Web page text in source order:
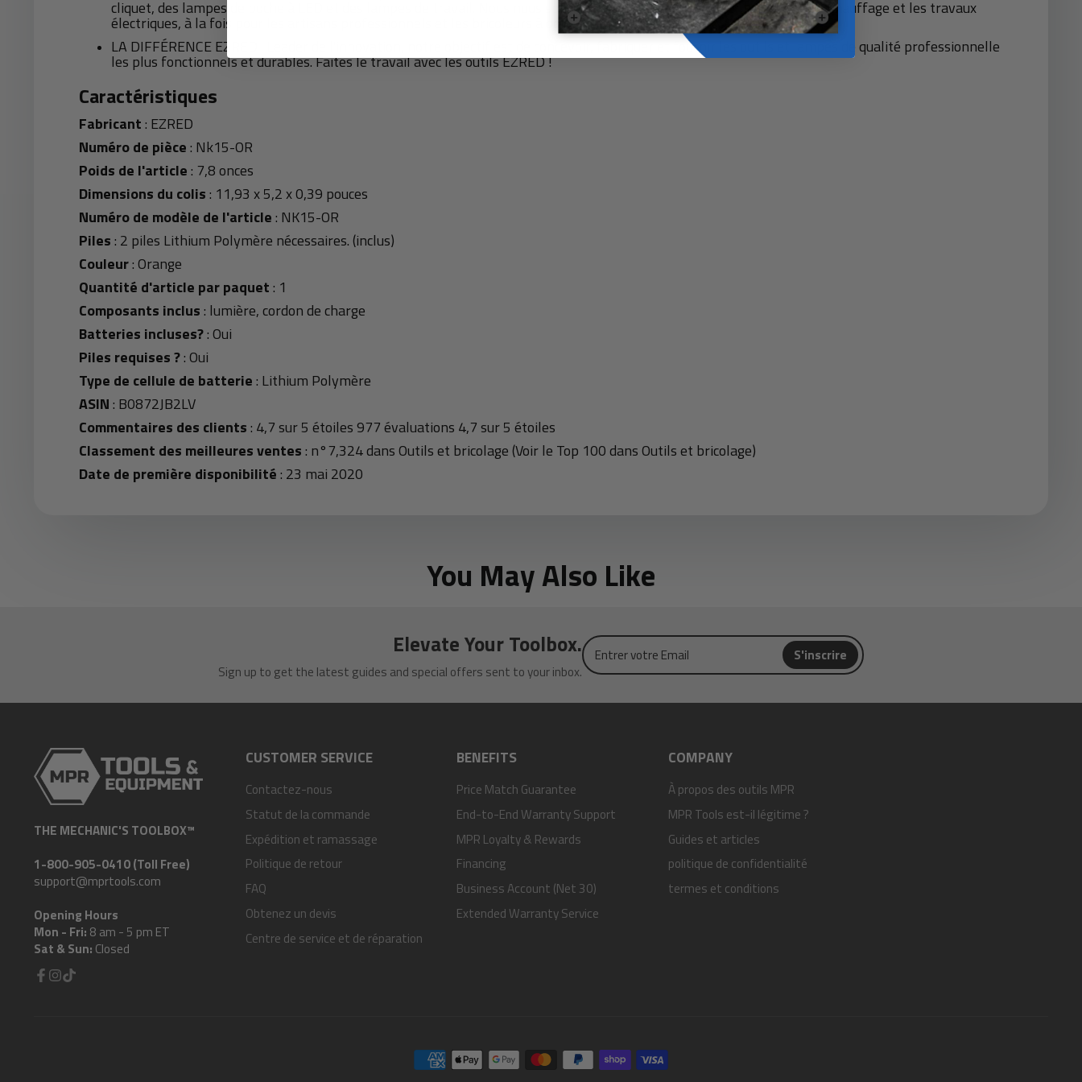
cliquet, des lampes de poche à LED et des lampes de travail. Nous nous spécialisons dans les outils pour la batterie, le chauffage et les travaux
électriques, à la fois pour les artisans professionnels et les bricoleurs à domicile !
LA DIFFÉRENCE EZRED : Leader de l'innovation, notre objectif est de concevoir, fabriquer et fournir les outils et lampes de qualité professionnelle
les plus fonctionnels et durables. Faites le travail avec les outils EZRED !
Caractéristiques
Fabricant: EZRED
Numéro de pièce: Nk15-OR
Poids de l'article: 7,8 onces
Dimensions du colis: 11,93 x 5,2 x 0,39 pouces
Numéro de modèle de l'article: NK15-OR
Piles: 2 piles Lithium Polymère nécessaires. (inclus)
Couleur: Orange
Quantité d'article par paquet: 1
Composants inclus: lumière, cordon de charge
Batteries incluses?: Oui
Piles requises ?: Oui
Type de cellule de batterie: Lithium Polymère
ASIN: B0872JB2LV
Commentaires des clients: 4,7 sur 5 étoiles 977 évaluations 4,7 sur 5 étoiles
Classement des meilleures ventes: n°7,324 dans Outils et bricolage (Voir le Top 100 dans Outils et bricolage)
Date de première disponibilité: 23 mai 2020
You May Also Like
Elevate Your Toolbox.
Sign up to get the latest guides and special offers sent to your inbox.
Entrer
votre
Email
S'inscrire
THE MECHANIC'S TOOLBOX™
1-800-905-0410 (Toll Free)
support@mprtools.com
Opening Hours
Mon - Fri: 8 am - 5 pm ET
Sat & Sun: Closed
CUSTOMER SERVICE
Contactez-nous
Statut de la commande
Expédition et ramassage
Politique de retour
FAQ
Obtenez un devis
Centre de service et de réparation
BENEFITS
Price Match Guarantee
End-to-End Warranty Support
MPR Loyalty & Rewards
Financing
Business Account (Net 30)
Extended Warranty Service
COMPANY
À propos des outils MPR
MPR Tools est-il légitime ?
Guides et articles
politique de confidentialité
termes et conditions